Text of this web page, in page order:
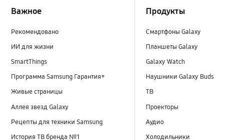
Важное
Рекомендовано
ИИ для жизни
SmartThings
Программа Samsung Гарантия+
Живые страницы
Аллея звезд Galaxy
Рецепты для техники Samsung
История ТВ бренда №1
Продукты
Смартфоны Galaxy
Планшеты Galaxy
Galaxy Watch
Наушники Galaxy Buds
ТВ
Проекторы
Аудио
Холодильники